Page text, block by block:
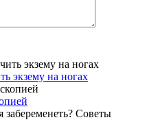
экзему на ногах